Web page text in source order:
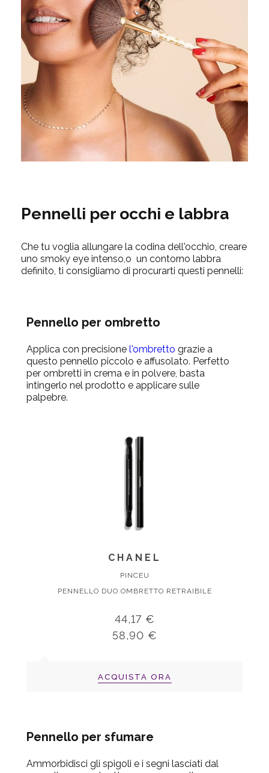
Pennelli per occhi e labbra
Che tu voglia allungare la codina dell'occhio, creare
uno smoky eye intenso,o un contorno labbra
definito, ti consigliamo di procurarti questi pennelli:
Pennello per ombretto
Applica con precisione l'ombretto grazie a
questo pennello piccolo e affusolato. Perfetto
per ombretti in crema e in polvere, basta
intingerlo nel prodotto e applicare sulle
palpebre.
CHANEL
PINCEU
PENNELLO DUO OMBRETTO RETRAIBILE
44,17 €
58,90 €
ACQUISTA ORA
Pennello per sfumare
Ammorbidisci gli spigoli e i segni lasciati dal